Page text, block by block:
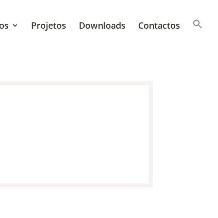
Projetos Downloads Contactos